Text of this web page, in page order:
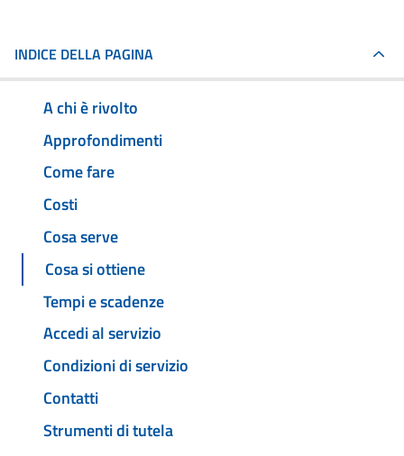
INDICE DELLA PAGINA
A chi è rivolto
Approfondimenti
Come fare
Costi
Cosa serve
Cosa si ottiene
Tempi e scadenze
Accedi al servizio
Condizioni di servizio
Contatti
Strumenti di tutela